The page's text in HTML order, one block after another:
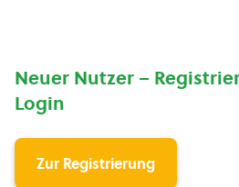
Neuer Nutzer –
Login
Zur Registrierung